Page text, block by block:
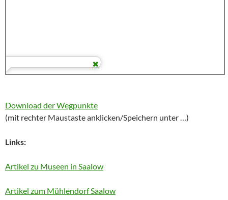
Download der Wegpunkte
(mit rechter Maustaste anklicken/Speichern unter …)
Links:
Artikel zu Museen in Saalow
Artikel zum Mühlendorf Saalow